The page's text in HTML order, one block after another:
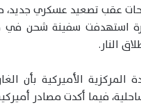
عقب تصعيد عسكري جديد،
استهدفت سفينة شحن في
النار.
المركزية الأميركية بأن
فيما أكدت مصادر